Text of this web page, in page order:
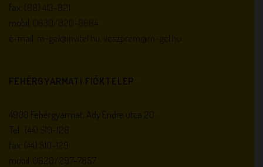
fax:
mobil:
e-mail:
FEHÉRGYARMATI FIÓKTELEP
4900 Fehérgyarmat, Ady Endre utca 20.
Tel.:
fax:
mobil: